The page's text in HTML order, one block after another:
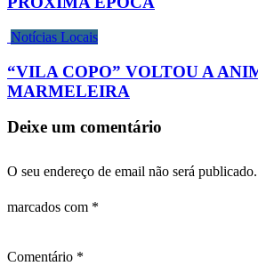
Notícias Locais
“VILA COPO” VOLTOU A
MARMELEIRA
Deixe um comentário
O seu endereço de email não será publicado.
marcados com *
Comentário *